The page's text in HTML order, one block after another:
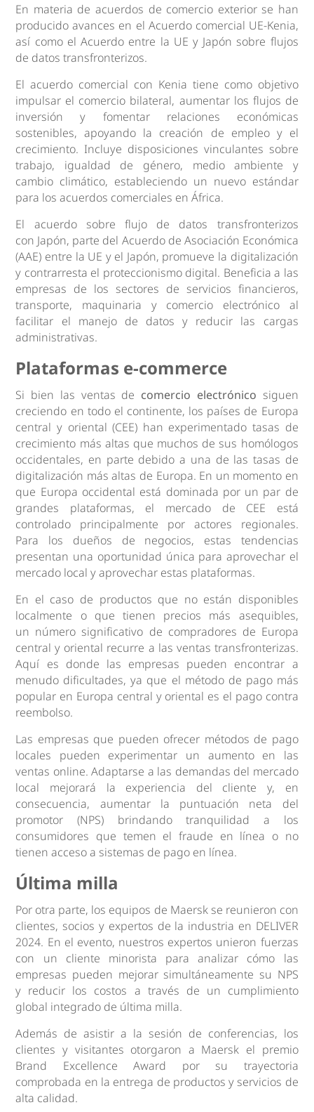
En materia de acuerdos de comercio exterior se han
producido avances en el Acuerdo comercial UE-Kenia,
así como el Acuerdo entre la UE y Japón sobre flujos
de datos transfronterizos.
El acuerdo comercial con Kenia tiene como objetivo
impulsar el comercio bilateral, aumentar los flujos de
inversión y fomentar relaciones económicas
sostenibles, apoyando la creación de empleo y el
crecimiento. Incluye disposiciones vinculantes sobre
trabajo, igualdad de género, medio ambiente y
cambio climático, estableciendo un nuevo estándar
para los acuerdos comerciales en África.
El acuerdo sobre flujo de datos transfronterizos
con Japón, parte del Acuerdo de Asociación Económica
(AAE) entre la UE y el Japón, promueve la digitalización
y contrarresta el proteccionismo digital. Beneficia a las
empresas de los sectores de servicios financieros,
transporte, maquinaria y comercio electrónico al
facilitar el manejo de datos y reducir las cargas
administrativas.
Plataformas e-commerce
Si bien las ventas de comercio electrónico siguen
creciendo en todo el continente, los países de Europa
central y oriental (CEE) han experimentado tasas de
crecimiento más altas que muchos de sus homólogos
occidentales, en parte debido a una de las tasas de
digitalización más altas de Europa. En un momento en
que Europa occidental está dominada por un par de
grandes plataformas, el mercado de CEE está
controlado principalmente por actores regionales.
Para los dueños de negocios, estas tendencias
presentan una oportunidad única para aprovechar el
mercado local y aprovechar estas plataformas.
En el caso de productos que no están disponibles
localmente o que tienen precios más asequibles,
un número significativo de compradores de Europa
central y oriental recurre a las ventas transfronterizas.
Aquí es donde las empresas pueden encontrar a
menudo dificultades, ya que el método de pago más
popular en Europa central y oriental es el pago contra
reembolso.
Las empresas que pueden ofrecer métodos de pago
locales pueden experimentar un aumento en las
ventas online. Adaptarse a las demandas del mercado
local mejorará la experiencia del cliente y, en
consecuencia, aumentar la puntuación neta del
promotor (NPS) brindando tranquilidad a los
consumidores que temen el fraude en línea o no
tienen acceso a sistemas de pago en línea.
Última milla
Por otra parte, los equipos de Maersk se reunieron con
clientes, socios y expertos de la industria en DELIVER
2024. En el evento, nuestros expertos unieron fuerzas
con un cliente minorista para analizar cómo las
empresas pueden mejorar simultáneamente su NPS
y reducir los costos a través de un cumplimiento
global integrado de última milla.
Además de asistir a la sesión de conferencias, los
clientes y visitantes otorgaron a Maersk el premio
Brand Excellence Award por su trayectoria
comprobada en la entrega de productos y servicios de
alta calidad.